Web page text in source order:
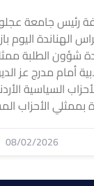
رئيس جامعة
الهناندة اليوم
شؤون الطلبة
أمام مدرج عز
السياسية
بممثلي الأحزاب
08/02/2026